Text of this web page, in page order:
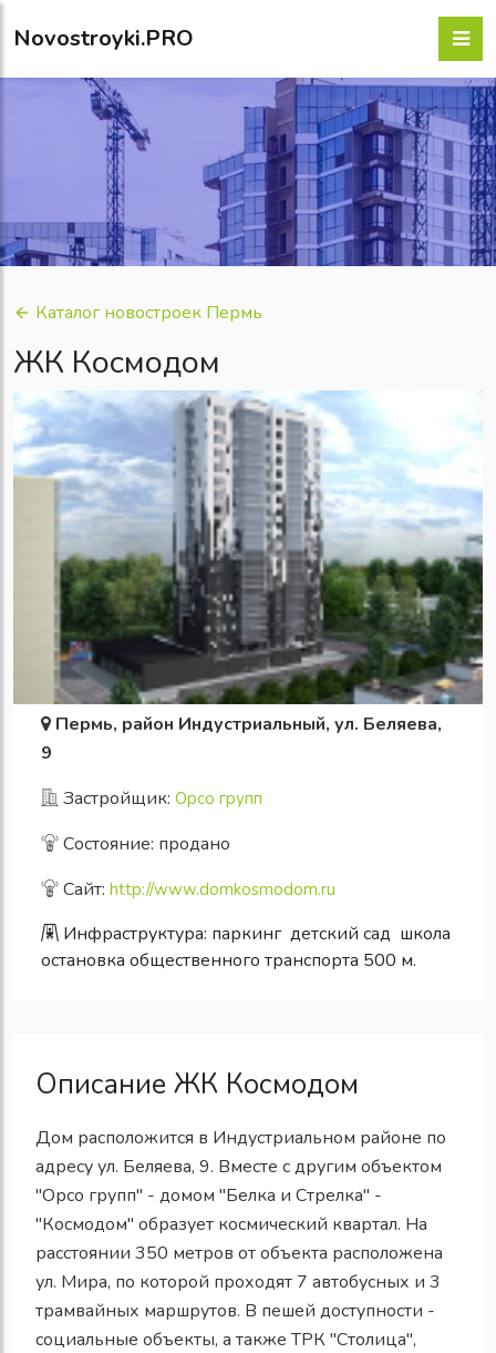
Novostroyki.PRO
Каталог новостроек Пермь
ЖК Космодом
Пермь, район Индустриальный, ул. Беляева,
9
Застройщик: Орсо групп
Состояние: продано
Сайт: http://www.domkosmodom.ru
Инфраструктура: паркинг детский сад школа
остановка общественного транспорта 500 м.
Описание ЖК Космодом
Дом расположится в Индустриальном районе по
адресу ул. Беляева, 9. Вместе с другим объектом
"Орсо групп" - домом "Белка и Стрелка" -
"Космодом" образует космический квартал. На
расстоянии 350 метров от объекта расположена
ул. Мира, по которой проходят 7 автобусных и 3
трамвайных маршрутов. В пешей доступности -
социальные объекты, а также ТРК "Столица",